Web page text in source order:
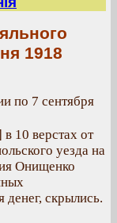
1918
по 7 сентября
10 верстах от
уезда на
Онищенко
скрылись.